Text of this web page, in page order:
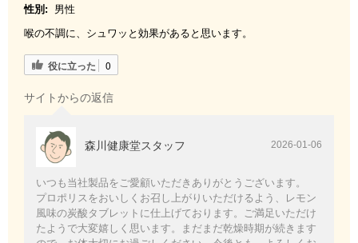
性別:
男性
喉の不調に、シュワッと効果があると思います。
役に立った 0
サイトからの返信
森川健康堂スタッフ 2026-01-06
いつも当社製品をご愛顧いただきありがとうございます。
プロポリスをおいしくお召し上がりいただけるよう、レモン
風味の炭酸タブレットに仕上げております。ご満足いただけ
たようで大変嬉しく思います。まだまだ乾燥時期が続きます